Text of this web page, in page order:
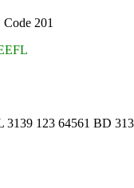
201
3139 123 64561 BD